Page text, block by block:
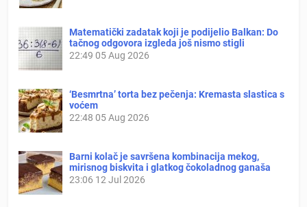
Matematički zadatak koji je podijelio Balkan: Do
tačnog odgovora izgleda još nismo stigli
22:49 05 Aug 2026
‘Besmrtna’ torta bez pečenja: Kremasta slastica s
voćem
22:48 05 Aug 2026
Barni kolač je savršena kombinacija mekog,
mirisnog biskvita i glatkog čokoladnog ganaša
23:06 12 Jul 2026